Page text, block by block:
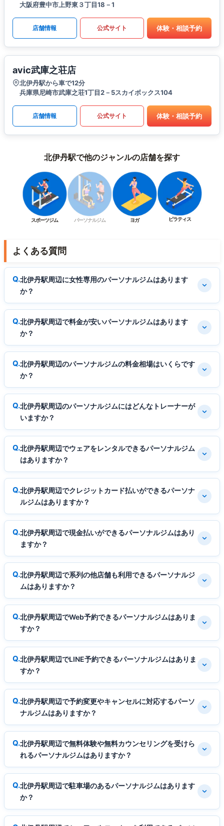
大阪府豊中市上野東３丁目18－1
店舗情報 公式サイト 体験・相談予約
avic武庫之荘店
北伊丹駅から車で12分
兵庫県尼崎市武庫之荘1丁目2－5スカイボックス104
店舗情報 公式サイト 体験・相談予約
北伊丹駅で他のジャンルの店舗を探す
スポーツジム パーソナルジム ヨガ ピラティス
よくある質問
北伊丹駅周辺に女性専用のパーソナルジムはあります
か？
北伊丹駅周辺で料金が安いパーソナルジムはあります
か？
北伊丹駅周辺のパーソナルジムの料金相場はいくらです
か？
北伊丹駅周辺のパーソナルジムにはどんなトレーナーが
いますか？
北伊丹駅周辺でウェアをレンタルできるパーソナルジム
はありますか？
北伊丹駅周辺でクレジットカード払いができるパーソナ
ルジムはありますか？
北伊丹駅周辺で現金払いができるパーソナルジムはあり
ますか？
北伊丹駅周辺で系列の他店舗も利用できるパーソナルジ
ムはありますか？
北伊丹駅周辺でWeb予約できるパーソナルジムはありま
すか？
北伊丹駅周辺でLINE予約できるパーソナルジムはありま
すか？
北伊丹駅周辺で予約変更やキャンセルに対応するパーソ
ナルジムはありますか？
北伊丹駅周辺で無料体験や無料カウンセリングを受けら
れるパーソナルジムはありますか？
北伊丹駅周辺で駐車場のあるパーソナルジムはあります
か？